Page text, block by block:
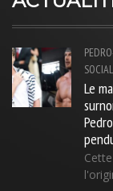
Le